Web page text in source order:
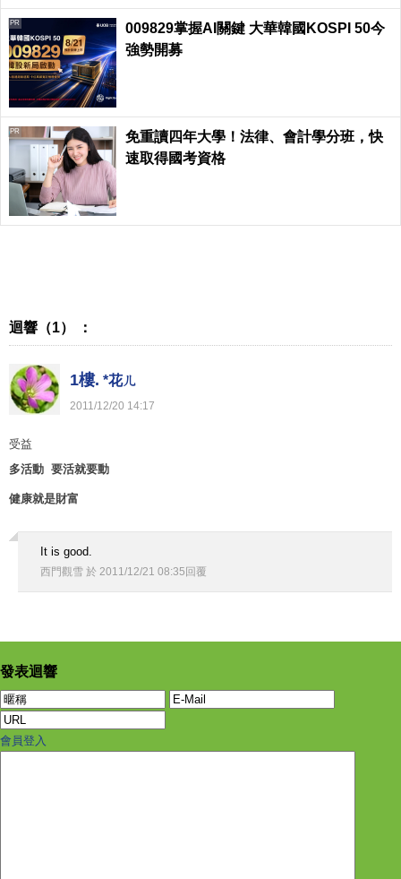
009829掌握AI關鍵 大華韓國KOSPI 50今
強勢開募
PR
免重讀四年大學！法律、會計學分班，快
速取得國考資格
PR
迴響（1） ：
1樓. *花ㄦ
2011/12/20 14:17
受益
多活動 要活就要動
健康就是財富
It is good.
西門觀雪 於 2011/12/21 08:35 回覆
發表迴響
會員登入